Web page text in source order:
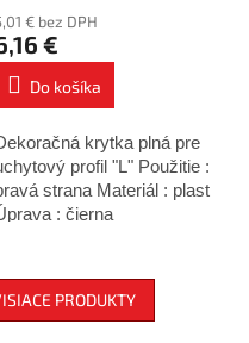
€ bez DPH
€
Do košíka
krytka plná pre
profil "L" Použitie :
strana Materiál : plast
: čierna
PRODUKTY